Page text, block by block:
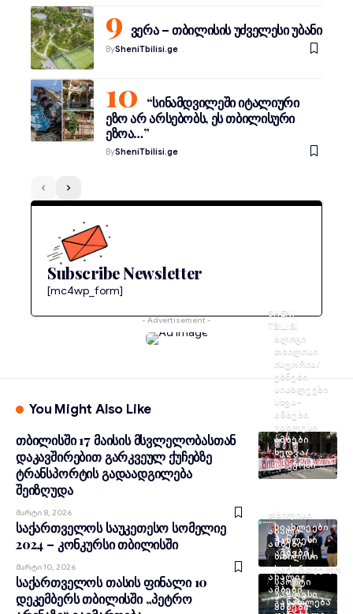
ვერა – თბილისის უძველესი უბანი
BySheniTbilisi.ge
“სინამდვილეში იტალიური
ეზო არ არსებობს, ეს თბილისური
ეზოა…”
BySheniTbilisi.ge
Subscribe Newsletter
[mc4wp_form]
- Advertisement -
You Might Also Like
SHENI
TBILISI
ᲑᲚᲝᲒᲘ
ᲗᲑᲘᲚᲘᲡᲘ
ᲘᲡᲢᲝᲠᲘᲐ/
ᲣᲑᲜᲔᲑᲘ
ᲡᲘᲐᲮᲚᲔᲔᲑᲘ
ᲡᲮᲕᲐ-
ᲐᲛᲑᲔᲑᲘ
ᲣᲐᲮᲚᲔᲡᲘ
ᲐᲛᲑᲔᲑᲘ
ᲮᲔᲓᲕᲐ/
ᲠᲐᲙᲣᲠᲡᲘ
თბილისში 17 მაისის მსვლელობასთან
დაკავშირებით გარკვეულ ქუჩებზე
ტრანსპორტის გადაადგილება
შეიზღუდა
Მარტი 8, 2026
ᲗᲑᲘᲚᲘᲡᲘ
ᲡᲘᲐᲮᲚᲔᲔᲑᲘ
ᲣᲐᲮᲚᲔᲡᲘ
ᲐᲛᲑᲔᲑᲘ
საქართველოს საუკეთესო სომელიე
2024 – კონკურსი თბილისში
Მარტი 10, 2026
ᲐᲮᲐᲚᲘ
ᲐᲛᲑᲔᲑᲘ
ᲗᲑᲘᲚᲘᲡᲘ
ᲡᲐᲥᲐᲠᲗᲕᲔᲚᲝ
ᲡᲞᲝᲠᲢᲘ
ᲣᲐᲮᲚᲔᲡᲘ
ᲐᲛᲑᲔᲑᲘ
საქართველოს თასის ფინალი 10
დეკემბერს თბილისში „პეტრო
ᲐᲮᲐᲚᲘ
ᲐᲛᲑᲔᲑᲘ
ᲒᲐᲜᲐᲗᲚᲔᲑᲐ